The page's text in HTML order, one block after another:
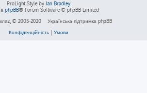
ProLight Style by Ian Bradley
phpBB® Forum Software © phpBB Limited
© 2005-2020
Українська підтримка phpBB
Конфіденційність| Умови